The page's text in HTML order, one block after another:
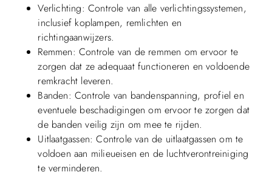
Verlichting: Controle van alle verlichtingssystemen,
inclusief koplampen, remlichten en
richtingaanwijzers.
Remmen: Controle van de remmen om ervoor te
zorgen dat ze adequaat functioneren en voldoende
remkracht leveren.
Banden: Controle van bandenspanning, profiel en
eventuele beschadigingen om ervoor te zorgen dat
de banden veilig zijn om mee te rijden.
Uitlaatgassen: Controle van de uitlaatgassen om te
voldoen aan milieueisen en de luchtverontreiniging
te verminderen.